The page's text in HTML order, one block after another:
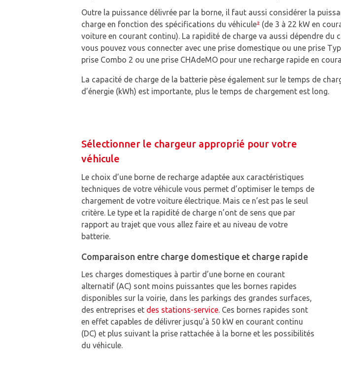
Outre la puissance délivrée par la borne, il faut aussi considérer la
charge en fonction des spécifications du véhicule²(de 3 à 22 kW en
voiture en courant continu). La rapidité de charge va aussi dépendre
vous pouvez vous connecter avec une prise domestique ou une prise
prise Combo 2 ou une prise CHAdeMO pour une recharge rapide en
La capacité de charge de la batterie pèse également sur le temps de
d’énergie (kWh) est importante, plus le temps de chargement est long.
Sélectionner le chargeur approprié pour votre
véhicule
Le choix d’une borne de recharge adaptée aux caractéristiques
techniques de votre véhicule vous permet d’optimiser le temps de
chargement de votre voiture électrique. Mais ce n’est pas le seul
critère. Le type et la rapidité de charge n’ont de sens que par
rapport au trajet que vous allez faire et au niveau de votre
batterie.
Comparaison entre charge domestique et charge rapide
Les charges domestiques à partir d’une borne en courant
alternatif (AC) sont moins puissantes que les bornes rapides
disponibles sur la voirie, dans les parkings des grandes surfaces,
des entreprises et des stations-service. Ces bornes rapides sont
en effet capables de délivrer jusqu’à 50 kW en courant continu
(DC) et plus suivant la prise rattachée à la borne et les possibilités
du véhicule.